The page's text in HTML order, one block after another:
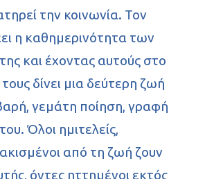
την κοινωνία. Τον
η καθημερινότητα των
και έχοντας αυτούς στο
δίνει μια δεύτερη ζωή
γεμάτη ποίηση, γραφή
του. Όλοι ημιτελείς,
από τη ζωή ζουν
όντες ηττημένοι εκτός